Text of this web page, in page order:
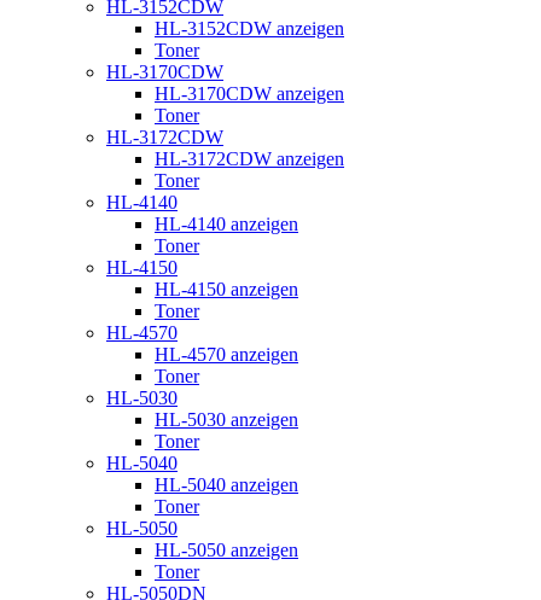
HL-3152CDW
HL-3152CDW anzeigen
Toner
HL-3170CDW
HL-3170CDW anzeigen
Toner
HL-3172CDW
HL-3172CDW anzeigen
Toner
HL-4140
HL-4140 anzeigen
Toner
HL-4150
HL-4150 anzeigen
Toner
HL-4570
HL-4570 anzeigen
Toner
HL-5030
HL-5030 anzeigen
Toner
HL-5040
HL-5040 anzeigen
Toner
HL-5050
HL-5050 anzeigen
Toner
HL-5050DN